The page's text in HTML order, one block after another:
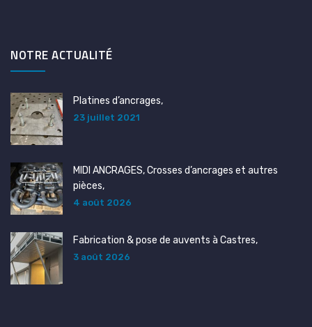
NOTRE ACTUALITÉ
Platines d’ancrages,
23 juillet 2021
MIDI ANCRAGES, Crosses d’ancrages et autres
pièces,
4 août 2026
Fabrication & pose de auvents à Castres,
3 août 2026